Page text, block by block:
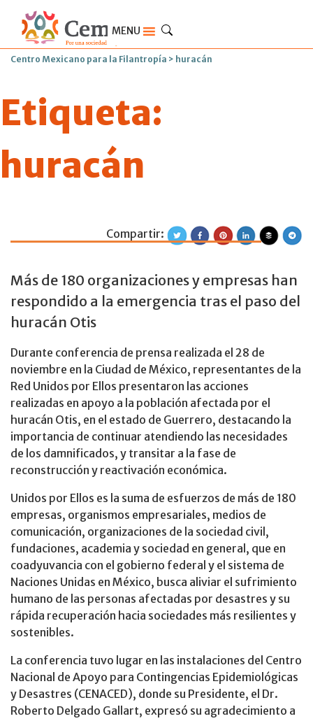
MENU
Centro Mexicano para la Filantropía > huracán
Etiqueta:
huracán
Unidos por
Compartir:
Más de 180 organizaciones y empresas han
respondido a la emergencia tras el paso del
huracán Otis
Durante conferencia de prensa realizada el 28 de
noviembre en la Ciudad de México, representantes de la
Red Unidos por Ellos presentaron las acciones
realizadas en apoyo a la población afectada por el
huracán Otis, en el estado de Guerrero, destacando la
importancia de continuar atendiendo las necesidades
de los damnificados, y transitar a la fase de
reconstrucción y reactivación económica.
Unidos por Ellos es la suma de esfuerzos de más de 180
empresas, organismos empresariales, medios de
comunicación, organizaciones de la sociedad civil,
fundaciones, academia y sociedad en general, que en
coadyuvancia con el gobierno federal y el sistema de
Naciones Unidas en México, busca aliviar el sufrimiento
humano de las personas afectadas por desastres y su
rápida recuperación hacia sociedades más resilientes y
sostenibles.
La conferencia tuvo lugar en las instalaciones del Centro
Nacional de Apoyo para Contingencias Epidemiológicas
y Desastres (CENACED), donde su Presidente, el Dr.
Roberto Delgado Gallart, expresó su agradecimiento a